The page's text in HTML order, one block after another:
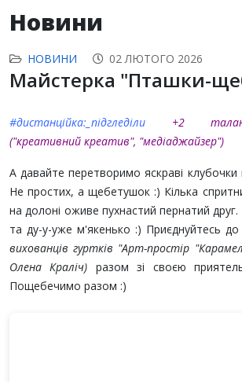
Новини
НОВИНИ 02 ЛЮТОГО 2026
Майстерка "Пташки-
#дистанційка:_підгледіли
+2
("креативний креатив", "медіаджайзер")
А давайте перетворимо яскраві
Не простих, а щебетушок :) Кілька
на долоні оживе пухнастий пернатий
та ду-у-уже м'якенько :) Приєднуйтесь до
вихованців гуртків "Арт-простір
Олена Краліч) разом зі своєю
Пощебечимо разом :)